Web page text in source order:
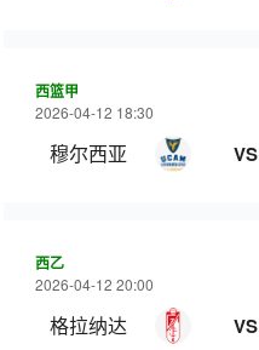
西篮甲
2026-04-12 18:30
穆尔西亚 VS
西乙
2026-04-12 20:00
格拉纳达 VS